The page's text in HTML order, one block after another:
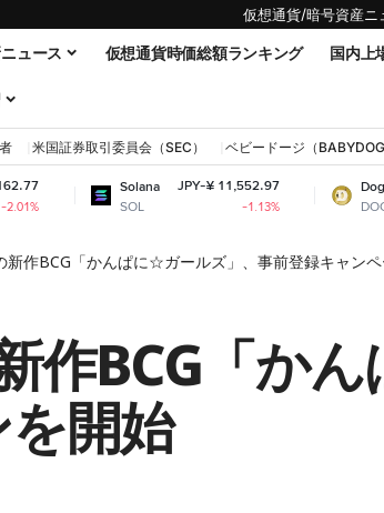
仮想通貨/暗号資産ニ
ュース 仮想通貨時価総額ランキング 国内上
米国証券取引委員会（SEC） ベビードージ（
Solana
SOL
JPY-¥ 11,552.97
-1.13%
Dogecoin
DOGE
JPY-¥
-
新作BCG「かんぱに☆ガールズ」、事前登録キャン
作BCG「か
開始